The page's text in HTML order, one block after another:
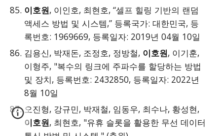
이호원, 이인호, 최현호, “셀프 힐링 기반의 랜덤
액세스 방법 및 시스템,” 등록국가: 대한민국, 등
록번호: 1969669, 등록일자: 2019년 04월 10일
김용신, 박재돈, 조정호, 정방철, 이호원, 이기훈,
이형주, "복수의 링크에 주파수를 할당하는 방법
및 장치, 등록번호: 2432850, 등록일자: 2022년
8월 10일
오진형, 강규민, 박재철, 임동우, 최수나, 황성현,
이호원, 최현호, "유휴 슬롯을 활용한 무선 데이터